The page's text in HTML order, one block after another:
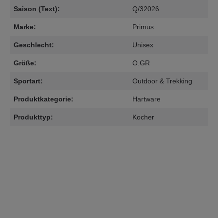
Saison (Text): Q/32026
Marke: Primus
Geschlecht: Unisex
Größe: O.GR
Sportart: Outdoor & Trekking
Produktkategorie: Hartware
Produkttyp: Kocher